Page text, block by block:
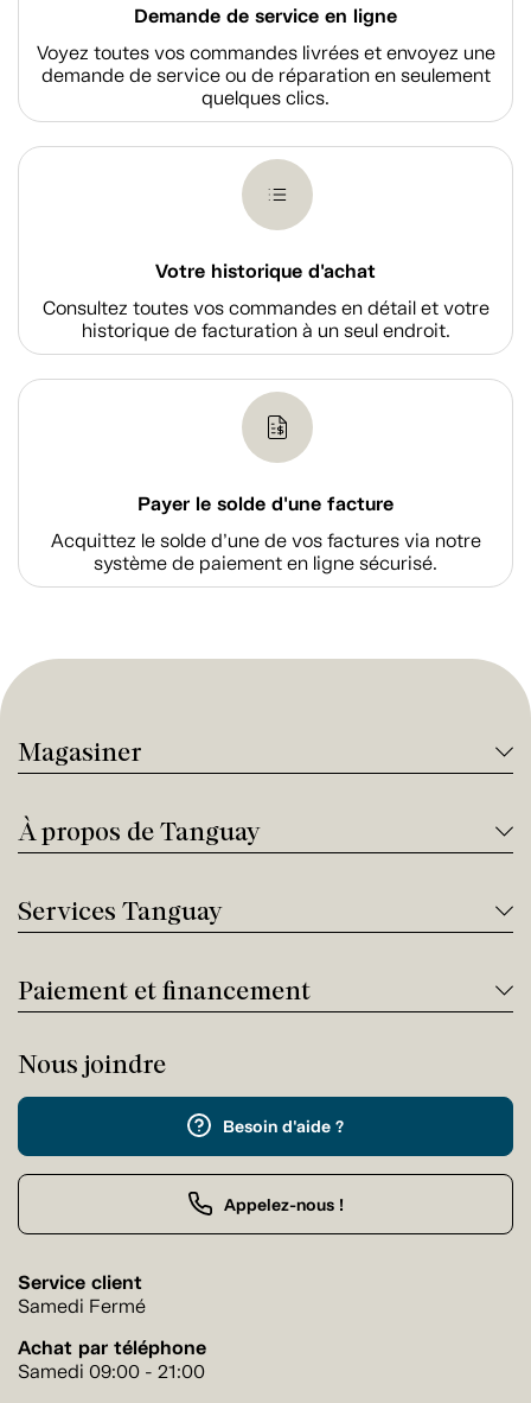
Demande de service en ligne
Voyez toutes vos commandes livrées et envoyez une
demande de service ou de réparation en seulement
quelques clics.
Votre historique d'achat
Consultez toutes vos commandes en détail et votre
historique de facturation à un seul endroit.
Payer le solde d'une facture
Acquittez le solde d’une de vos factures via notre
système de paiement en ligne sécurisé.
Magasiner
À propos de Tanguay
Services Tanguay
Paiement et financement
Nous joindre
Besoin d'aide ?
Appelez-nous !
Service client
Samedi Fermé
Achat par téléphone
Samedi 09:00 - 21:00